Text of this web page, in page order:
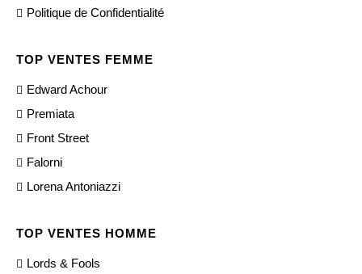
Politique de Confidentialité
TOP VENTES FEMME
Edward Achour
Premiata
Front Street
Falorni
Lorena Antoniazzi
TOP VENTES HOMME
Lords & Fools